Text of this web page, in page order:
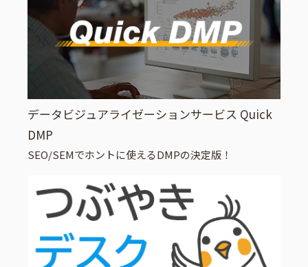
データビジュアライゼーションサービス Quick
DMP
SEO/SEMでホントに使えるDMPの決定版！